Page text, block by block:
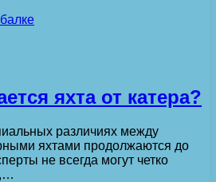
яхта от катера?
различиях между
яхтами продолжаются до
не всегда могут четко